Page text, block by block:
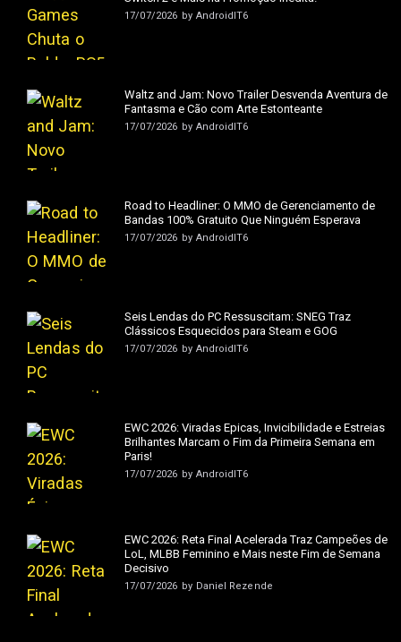
17/07/2026 by AndroidIT6
Waltz and Jam: Novo Trailer Desvenda Aventura de
Fantasma e Cão com Arte Estonteante
17/07/2026 by AndroidIT6
Road to Headliner: O MMO de Gerenciamento de
Bandas 100% Gratuito Que Ninguém Esperava
17/07/2026 by AndroidIT6
Seis Lendas do PC Ressuscitam: SNEG Traz
Clássicos Esquecidos para Steam e GOG
17/07/2026 by AndroidIT6
EWC 2026: Viradas Épicas, Invicibilidade e Estreias
Brilhantes Marcam o Fim da Primeira Semana em
Paris!
17/07/2026 by AndroidIT6
EWC 2026: Reta Final Acelerada Traz Campeões de
LoL, MLBB Feminino e Mais neste Fim de Semana
Decisivo
17/07/2026 by Daniel Rezende